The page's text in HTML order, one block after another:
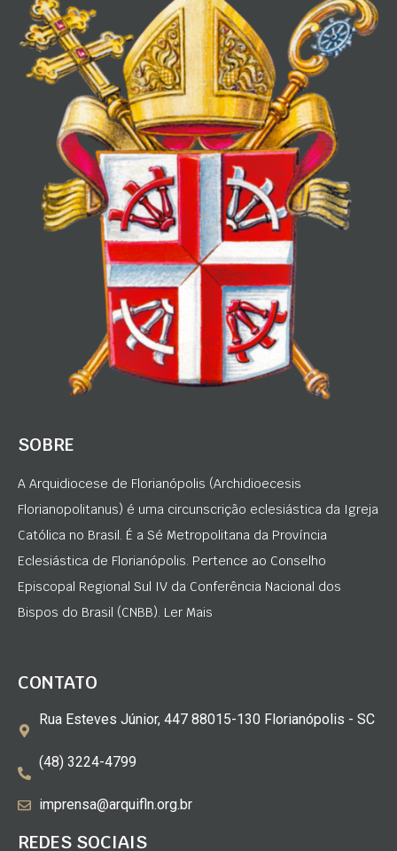
SOBRE
A Arquidiocese de Florianópolis (Archidioecesis
Florianopolitanus) é uma circunscrição eclesiástica da Igreja
Católica no Brasil. É a Sé Metropolitana da Província
Eclesiástica de Florianópolis. Pertence ao Conselho
Episcopal Regional Sul IV da Conferência Nacional dos
Bispos do Brasil (CNBB). Ler Mais
CONTATO
Rua Esteves Júnior, 447 88015-130 Florianópolis - SC
(48) 3224-4799
imprensa@arquifln.org.br
REDES SOCIAIS